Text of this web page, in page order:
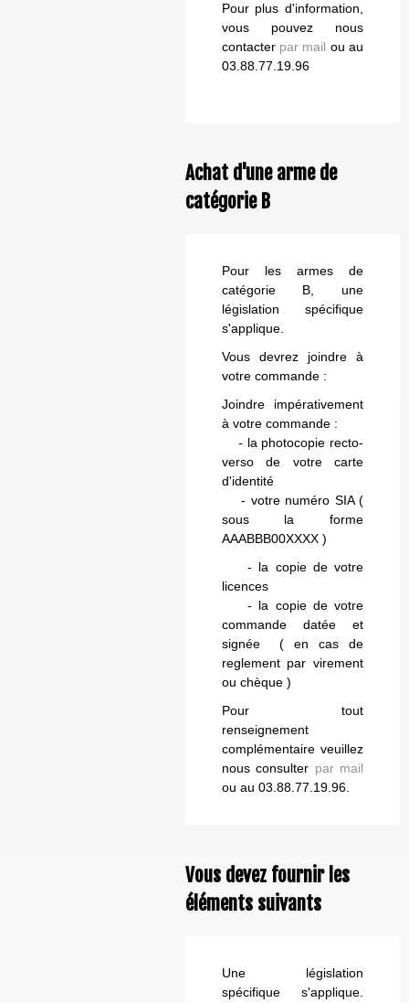
Pour plus d'information,
vous pouvez nous
contacter par mail ou au
03.88.77.19.96
Achat d'une arme de
catégorie B
Pour les armes de
catégorie B, une
législation spécifique
s'applique.
Vous devrez joindre à
votre commande :
Joindre impérativement
à votre commande :
- la photocopie recto-
verso de votre carte
d'identité
- votre numéro SIA (
sous la forme
AAABBB00XXXX )
- la copie de votre
licences
- la copie de votre
commande datée et
signée ( en cas de
reglement par virement
ou chèque )
Pour tout
renseignement
complémentaire veuillez
nous consulter par mail
ou au 03.88.77.19.96.
Vous devez fournir les
éléments suivants
Une législation
spécifique s'applique.